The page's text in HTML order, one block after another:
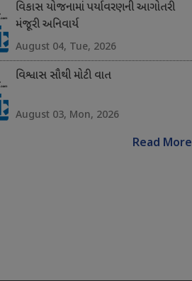
વિકાસ યોજનામાં પર્યાવરણની આગોતરી
મંજૂરી અનિવાર્ય
August 04, Tue, 2026
વિશ્વાસ સૌથી મોટી વાત
August 03, Mon, 2026
Read More